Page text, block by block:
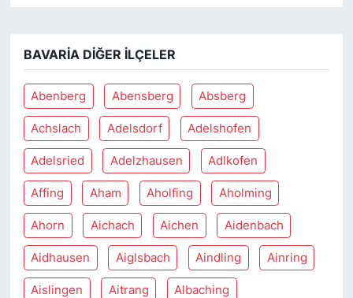
BAVARIA DIĞER İLÇELER
Abenberg Abensberg Absberg
Achslach Adelsdorf Adelshofen
Adelsried Adelzhausen Adlkofen
Affing Aham Aholfing Aholming
Ahorn Aichach Aichen Aidenbach
Aidhausen Aiglsbach Aindling Ainring
Aislingen Aitrang Albaching